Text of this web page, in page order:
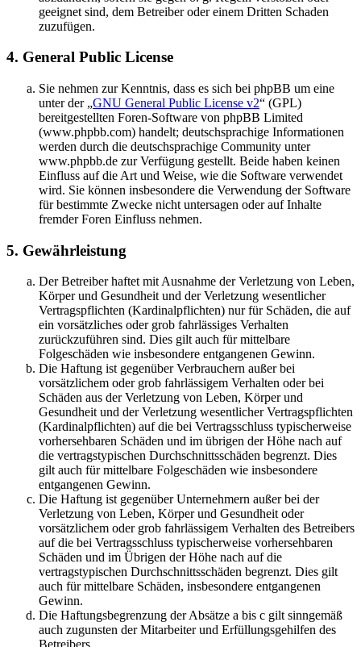
geeignet sind, dem Betreiber oder einem Dritten Schaden
zuzufügen.
4. General Public License
Sie nehmen zur Kenntnis, dass es sich bei phpBB um eine
unter der „GNU General Public License v2“ (GPL)
bereitgestellten Foren-Software von phpBB Limited
(www.phpbb.com) handelt; deutschsprachige Informationen
werden durch die deutschsprachige Community unter
www.phpbb.de zur Verfügung gestellt. Beide haben keinen
Einfluss auf die Art und Weise, wie die Software verwendet
wird. Sie können insbesondere die Verwendung der Software
für bestimmte Zwecke nicht untersagen oder auf Inhalte
fremder Foren Einfluss nehmen.
5. Gewährleistung
Der Betreiber haftet mit Ausnahme der Verletzung von Leben,
Körper und Gesundheit und der Verletzung wesentlicher
Vertragspflichten (Kardinalpflichten) nur für Schäden, die auf
ein vorsätzliches oder grob fahrlässiges Verhalten
zurückzuführen sind. Dies gilt auch für mittelbare
Folgeschäden wie insbesondere entgangenen Gewinn.
Die Haftung ist gegenüber Verbrauchern außer bei
vorsätzlichem oder grob fahrlässigem Verhalten oder bei
Schäden aus der Verletzung von Leben, Körper und
Gesundheit und der Verletzung wesentlicher Vertragspflichten
(Kardinalpflichten) auf die bei Vertragsschluss typischerweise
vorhersehbaren Schäden und im übrigen der Höhe nach auf
die vertragstypischen Durchschnittsschäden begrenzt. Dies
gilt auch für mittelbare Folgeschäden wie insbesondere
entgangenen Gewinn.
Die Haftung ist gegenüber Unternehmern außer bei der
Verletzung von Leben, Körper und Gesundheit oder
vorsätzlichem oder grob fahrlässigem Verhalten des Betreibers
auf die bei Vertragsschluss typischerweise vorhersehbaren
Schäden und im Übrigen der Höhe nach auf die
vertragstypischen Durchschnittsschäden begrenzt. Dies gilt
auch für mittelbare Schäden, insbesondere entgangenen
Gewinn.
Die Haftungsbegrenzung der Absätze a bis c gilt sinngemäß
auch zugunsten der Mitarbeiter und Erfüllungsgehilfen des